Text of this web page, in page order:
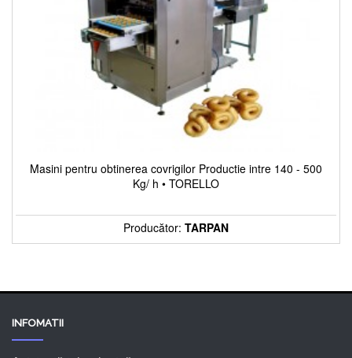
Masini pentru obtinerea covrigilor Productie intre 140 - 500
Kg/ h • TORELLO
Producător: TARPAN
INFOMATII